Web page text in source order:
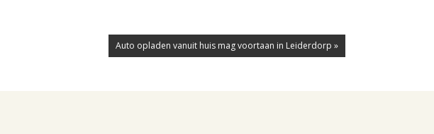
Auto opladen vanuit huis mag voortaan in Leiderdorp »